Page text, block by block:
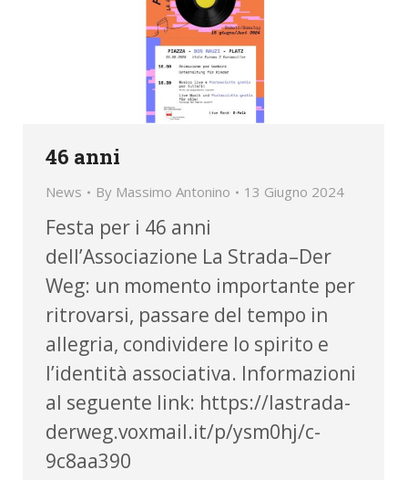
46 anni
News By Massimo Antonino 13 Giugno 2024
Festa per i 46 anni
dell’Associazione La Strada–Der
Weg: un momento importante per
ritrovarsi, passare del tempo in
allegria, condividere lo spirito e
l’identità associativa. Informazioni
al seguente link: https://lastrada-
derweg.voxmail.it/p/ysm0hj/c-
9c8aa390